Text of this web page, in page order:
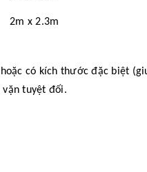
x 2.3m
có kích thước đặc biệt
tuyệt đối.